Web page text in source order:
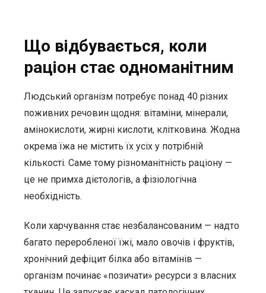
Що відбувається, коли
раціон стає одноманітним
Людський організм потребує понад 40 різних
поживних речовин щодня: вітаміни, мінерали,
амінокислоти, жирні кислоти, клітковина. Жодна
окрема їжа не містить їх усіх у потрібній
кількості. Саме тому різноманітність раціону —
це не примха дієтологів, а фізіологічна
необхідність.
Коли харчування стає незбалансованим — надто
багато переробленої їжі, мало овочів і фруктів,
хронічний дефіцит білка або вітамінів —
організм починає «позичати» ресурси з власних